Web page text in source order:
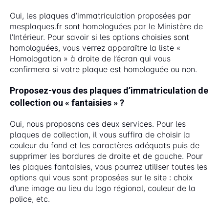
Oui, les plaques d’immatriculation proposées par
mesplaques.fr sont homologuées par le Ministère de
l’Intérieur. Pour savoir si les options choisies sont
homologuées, vous verrez apparaître la liste «
Homologation » à droite de l’écran qui vous
confirmera si votre plaque est homologuée ou non.
Proposez-vous des plaques d’immatriculation de
collection ou « fantaisies » ?
Oui, nous proposons ces deux services. Pour les
plaques de collection, il vous suffira de choisir la
couleur du fond et les caractères adéquats puis de
supprimer les bordures de droite et de gauche. Pour
les plaques fantaisies, vous pourrez utiliser toutes les
options qui vous sont proposées sur le site : choix
d’une image au lieu du logo régional, couleur de la
police, etc.